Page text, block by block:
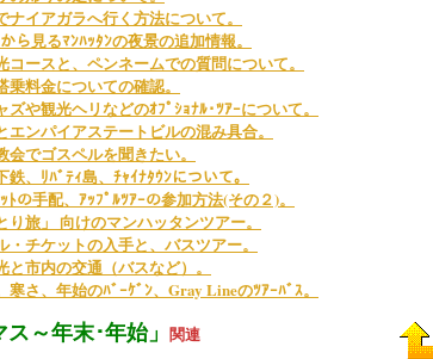
ナイアガラへ行く方法について。
ら見るﾏﾝﾊｯﾀﾝの夜景の追加情報。
コースと、ペンネームでの質問について。
乗料金についての確認。
ズや観光ヘリなどのｵﾌﾟｼｮﾅﾙ･ﾂｱｰについて。
エンパイアステートビルの混み具合。
会でゴスペルを聞きたい。
鉄、ﾘﾊﾞﾃｨ島、ﾁｬｲﾅﾀｳﾝについて。
ﾄの手配、ｱｯﾌﾟﾙﾂｱｰの参加方法(その２)。
り旅」 向けのマンハッタンツアー。
・チケットの入手と、バスツアー。
と市内の交通（バスなど）。
寒さ、年始のﾊﾞｰｹﾞﾝ、Gray Lineのﾂｱｰﾊﾞｽ。
ス～年末･年始」 関連